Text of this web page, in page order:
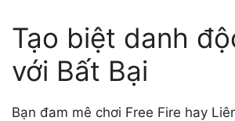
Tạo biệt danh
với Bất Bại
Bạn đam mê chơi Free Fire hay